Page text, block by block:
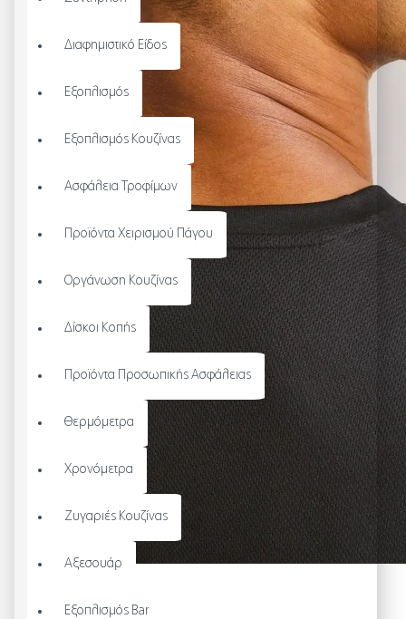
Διαφημιστικό Είδος
Εξοπλισμός
Εξοπλισμός Κουζίνας
Ασφάλεια Τροφίμων
Προϊόντα Χειρισμού Πάγου
Οργάνωση Κουζίνας
Δίσκοι Κοπής
Προϊόντα Προσωπικής Ασφάλειας
Θερμόμετρα
Χρονόμετρα
Ζυγαριές Κουζίνας
Αξεσουάρ
Εξοπλισμός Bar